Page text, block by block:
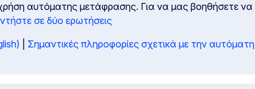
αυτόματης μετάφρασης. Για να μας βοηθήσετε να
σε δύο ερωτήσεις
Σημαντικές πληροφορίες σχετικά με την αυτόματη